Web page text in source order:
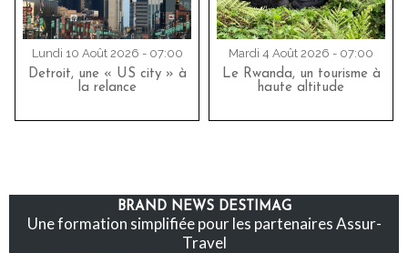
Lundi 10 Août 2026 - 07:00
Detroit, une « US city » à
la relance
Mardi 4 Août 2026 - 07:00
Le Rwanda, un tourisme à
haute altitude
BRAND NEWS DESTIMAG
Une formation simplifiée pour les partenaires Assur-
Travel